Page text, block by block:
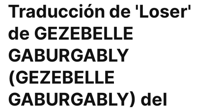
Traducción de 'Loser'
de GEZEBELLE
GABURGABLY
(GEZEBELLE
GABURGABLY) del